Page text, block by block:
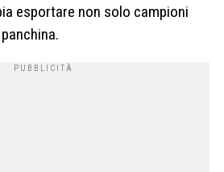
esportare non solo campioni